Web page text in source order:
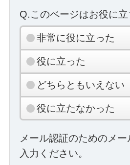
Q.このページはお役に立
非常に役に立った
役に立った
どちらともいえない
役に立たなかった
メール認証のためのメ
入力ください。